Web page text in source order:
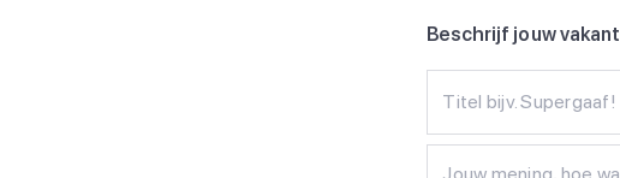
Beschrijf jouw
Titel bijv. Supergaaf!